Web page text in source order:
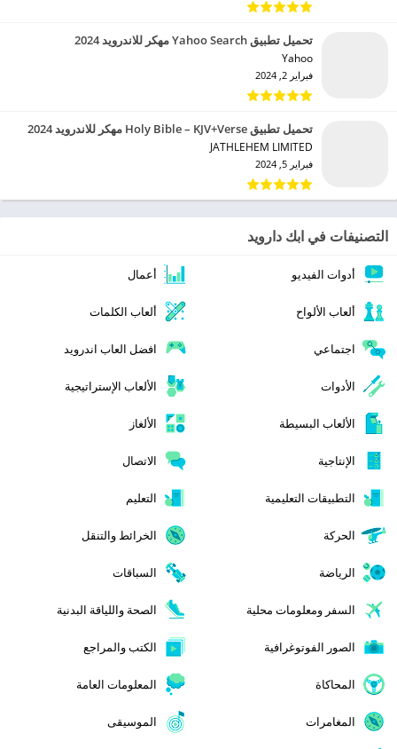
تحميل تطبيق Yahoo Search مهكر للاندرويد 2024
Yahoo‏
فبراير 2, 2024
تحميل تطبيق Holy Bible – KJV+Verse مهكر للاندرويد 2024
JATHLEHEM LIMITED‏
فبراير 5, 2024
التصنيفات في ابك دارويد
أدوات الفيديو أعمال
ألعاب الألواح ألعاب الكلمات
اجتماعي افضل العاب اندرويد
الأدوات الألعاب الإستراتيجية
الألعاب البسيطة الألغاز
الإنتاجية الاتصال
التطبيقات التعليمية التعليم
الحركة الخرائط والتنقل
الرياضة السباقات
السفر ومعلومات محلية الصحة واللياقة البدنية
الصور الفوتوغرافية الكتب والمراجع
المحاكاة المعلومات العامة
المغامرات الموسيقى